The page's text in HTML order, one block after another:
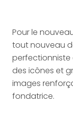
Pour le
tout nouveau
perfectionniste
des icônes et
images
fondatrice.